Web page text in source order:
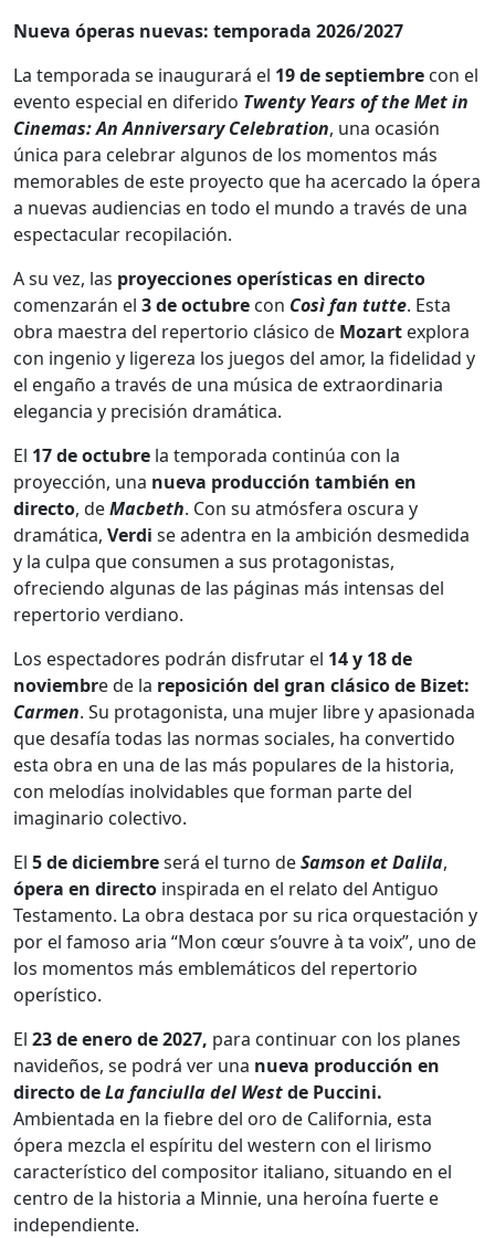
Nueva óperas nuevas: temporada 2026/2027
La temporada se inaugurará el 19 de septiembre con el
evento especial en diferido Twenty Years of the Met in
Cinemas: An Anniversary Celebration, una ocasión
única para celebrar algunos de los momentos más
memorables de este proyecto que ha acercado la ópera
a nuevas audiencias en todo el mundo a través de una
espectacular recopilación.
A su vez, las proyecciones operísticas en directo
comenzarán el 3 de octubre con Così fan tutte. Esta
obra maestra del repertorio clásico de Mozart explora
con ingenio y ligereza los juegos del amor, la fidelidad y
el engaño a través de una música de extraordinaria
elegancia y precisión dramática.
El 17 de octubre la temporada continúa con la
proyección, una nueva producción también en
directo, deMacbeth. Con su atmósfera oscura y
dramática, Verdi se adentra en la ambición desmedida
y la culpa que consumen a sus protagonistas,
ofreciendo algunas de las páginas más intensas del
repertorio verdiano.
Los espectadores podrán disfrutar el 14 y 18 de
noviembre de la reposición del gran clásico de Bizet:
Carmen. Su protagonista, una mujer libre y apasionada
que desafía todas las normas sociales, ha convertido
esta obra en una de las más populares de la historia,
con melodías inolvidables que forman parte del
imaginario colectivo.
El 5 de diciembreserá el turno deSamson et Dalila,
ópera en directo inspirada en el relato del Antiguo
Testamento. La obra destaca por su rica orquestación y
por el famoso aria “Mon cœur s’ouvre à ta voix”, uno de
los momentos más emblemáticos del repertorio
operístico.
El 23 de enero de 2027, para continuar con los planes
navideños, se podrá ver una nueva producción en
directo deLa fanciulla del Westde Puccini.
Ambientada en la fiebre del oro de California, esta
ópera mezcla el espíritu del western con el lirismo
característico del compositor italiano, situando en el
centro de la historia a Minnie, una heroína fuerte e
independiente.